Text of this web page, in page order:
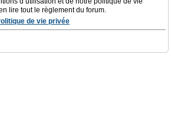
lire tout le règlement du forum.
de vie privée